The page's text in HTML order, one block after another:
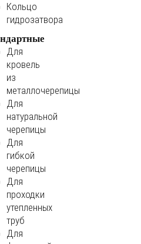
Кольцо
гидрозатвора
Для
кровель
из
металлочерепицы
Для
натуральной
черепицы
Для
гибкой
черепицы
Для
проходки
утепленных
труб
Для